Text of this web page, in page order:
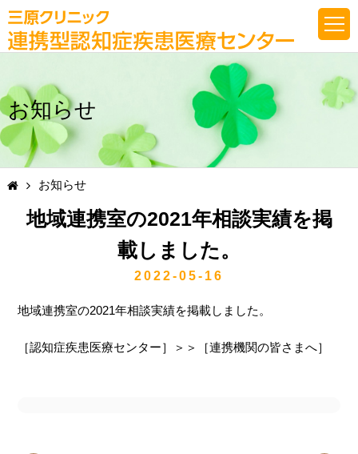
t
o
g
l
e
n
a
お知らせ
お知らせ
地域連携室の2021年相談実績を掲
載しました。
2022-05-16
地域連携室の2021年相談実績を掲載しました。
［認知症疾患医療センター］＞＞［連携機関の皆さまへ］